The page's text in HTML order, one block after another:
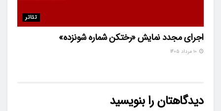
تئاتر
اجرای مجدد نمایش «رختکن شماره شونزده»
دیدگاهتان را بنویسید